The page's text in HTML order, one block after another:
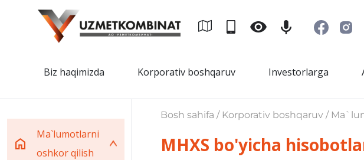
Biz haqimizda Korporativ boshqaruv Investorlarga
Ma`lumotlarni
oshkor qilish
Bosh sahifa / Korporativ boshqaruv /
MHXS bo'yicha